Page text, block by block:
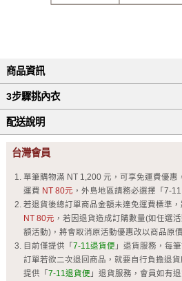
商品資訊
3步驟挑內衣
配送說明
台灣會員
單筆購物滿 NT 1,200 元，可享免運費優惠
運費 NT 80元 ，外島地區請務必選擇「7-
若退貨後總訂單商品金額未達免運費標準
NT 80元 ，若因退貨造成訂購數量(如任選
額活動)，將會取消原活動優惠改以商品原
目前僅提供「 7-11退貨便 」退貨服務，每
訂單若欲二次退回商品，就要自行負擔退
提供「 7-11退貨便 」退貨服務，會員如有